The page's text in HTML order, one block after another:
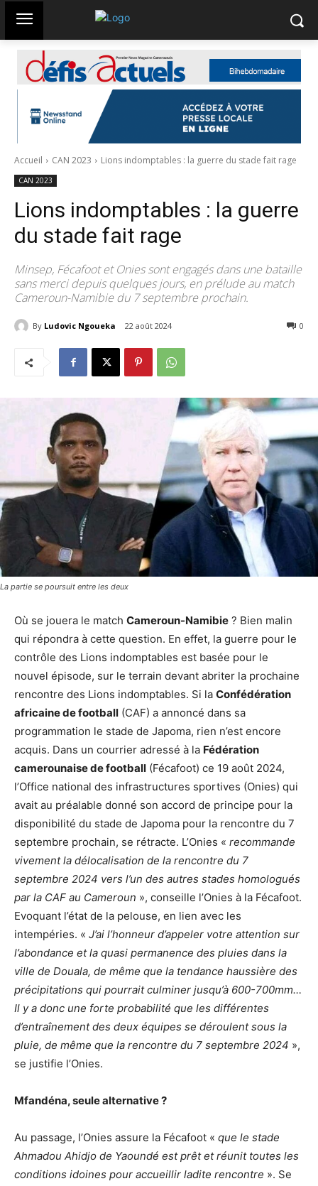
Accueil CAN 2023 Lions indomptables : la guerre du stade fait rage
CAN 2023
Lions indomptables : la guerre
du stade fait rage
Minsep, Fécafoot et Onies sont engagés dans une bataille
sans merci depuis quelques jours, en prélude au match
Cameroun-Namibie du 7 septembre prochain.
By Ludovic Ngoueka 22 août 2024 0
La partie se poursuit entre les deux
Où se jouera le match Cameroun-Namibie ? Bien malin
qui répondra à cette question. En effet, la guerre pour le
contrôle des Lions indomptables est basée pour le
nouvel épisode, sur le terrain devant abriter la prochaine
rencontre des Lions indomptables. Si la Confédération
africaine de football (CAF) a annoncé dans sa
programmation le stade de Japoma, rien n’est encore
acquis. Dans un courrier adressé à la Fédération
camerounaise de football (Fécafoot) ce 19 août 2024,
l’Office national des infrastructures sportives (Onies) qui
avait au préalable donné son accord de principe pour la
disponibilité du stade de Japoma pour la rencontre du 7
septembre prochain, se rétracte. L’Onies « recommande
vivement la délocalisation de la rencontre du 7
septembre 2024 vers l’un des autres stades homologués
par la CAF au Cameroun », conseille l’Onies à la Fécafoot.
Evoquant l’état de la pelouse, en lien avec les
intempéries. « J’ai l’honneur d’appeler votre attention sur
l’abondance et la quasi permanence des pluies dans la
ville de Douala, de même que la tendance haussière des
précipitations qui pourrait culminer jusqu’à 600-700mm…
Il y a donc une forte probabilité que les différentes
d’entraînement des deux équipes se déroulent sous la
pluie, de même que la rencontre du 7 septembre 2024 »,
se justifie l’Onies.
Mfandéna, seule alternative ?
Au passage, l’Onies assure la Fécafoot « que le stade
Ahmadou Ahidjo de Yaoundé est prêt et réunit toutes les
conditions idoines pour accueillir ladite rencontre ». Se